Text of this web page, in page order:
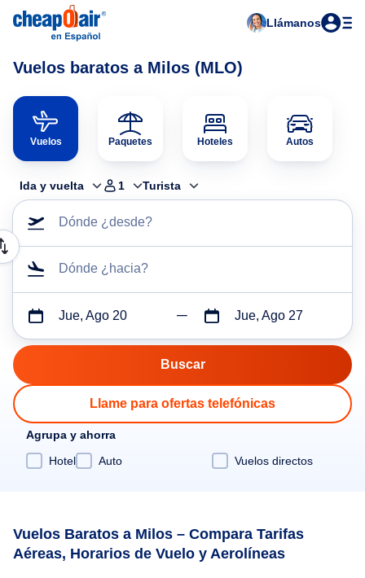
Llámanos
Vuelos baratos a Milos (MLO)
Vuelos Paquetes Hoteles Autos
Ida y vuelta 1 Turista
Dónde ¿desde?
Dónde ¿hacia?
Jue, Ago 20 Jue, Ago 27
Llame para ofertas telefónicas
Agrupa y ahorra
Hotel
Auto Vuelos directos
Vuelos Baratos a Milos – Compara Tarifas
Aéreas, Horarios de Vuelo y Aerolíneas